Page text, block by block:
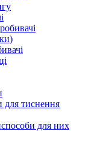
для тиснення
для них